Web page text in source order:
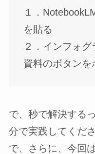
１．
を貼る
２．インフォ
資料のボタンを
で、秒で解決する
分で実践してくださ
で、さらに、今回